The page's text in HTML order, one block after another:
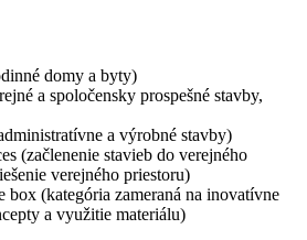
domy a byty)
a spoločensky prospešné stavby,
a výrobné stavby)
(začlenenie stavieb do verejného
verejného priestoru)
box (kategória zameraná na inovatívne
a využitie materiálu)